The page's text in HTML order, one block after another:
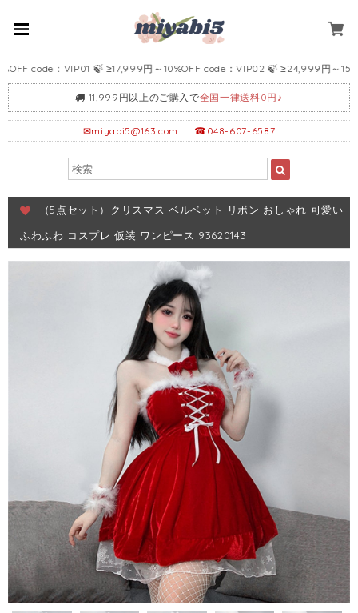
：VIP01 🍃 ≥17,999円～10%OFF code：VIP02 🍃 ≥24,999円～
11,999円以上のご購入で全国一律送料0円♪
✉miyabi5@163.com ☎048-607-6587
（5点セット）クリスマス ベルベット リボン おしゃれ 可愛い
ふわふわ コスプレ 仮装 ワンピース 93620143